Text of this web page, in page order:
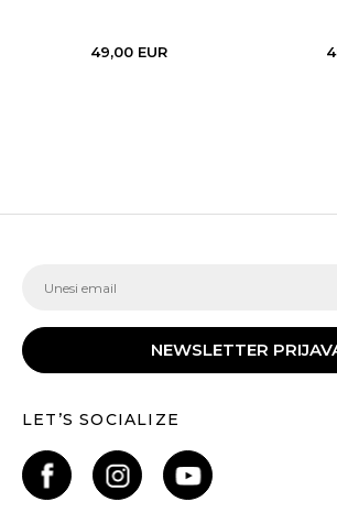
49,00 EUR
NEWSLETTER
LET’S SOCIALIZE